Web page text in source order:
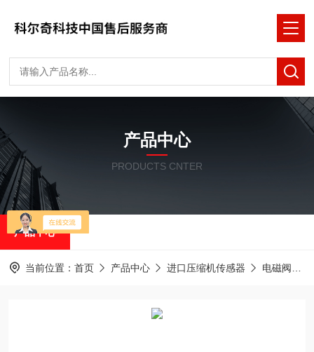
产品中心
PRODUCTS CNTER
产品中心
当前位置： 首页 产品中心 进口压缩机传感器 电磁阀